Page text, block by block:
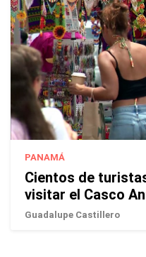
PANAMÁ
Cientos de
visitar el Casco
Guadalupe Castillero